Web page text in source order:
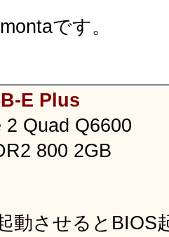
です。
E Plus
2 Quad Q6600
800 2GB
動させるとBIOS